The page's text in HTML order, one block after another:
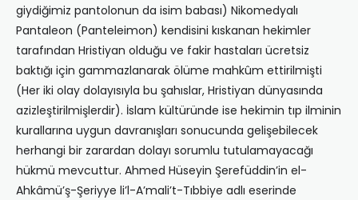
giydiğimiz pantolonun da isim babası) Nikomedyalı
Pantaleon (Panteleimon) kendisini kıskanan hekimler
tarafından Hristiyan olduğu ve fakir hastaları ücretsiz
baktığı için gammazlanarak ölüme mahkûm ettirilmişti
(Her iki olay dolayısıyla bu şahıslar, Hristiyan dünyasında
azizleştirilmişlerdir). İslam kültüründe ise hekimin tıp ilminin
kurallarına uygun davranışları sonucunda gelişebilecek
herhangi bir zarardan dolayı sorumlu tutulamayacağı
hükmü mevcuttur. Ahmed Hüseyin Şerefüddin’in el-
Ahkâmü’ş-Şeriyye li’l-A’mali’t-Tıbbiye adlı eserinde